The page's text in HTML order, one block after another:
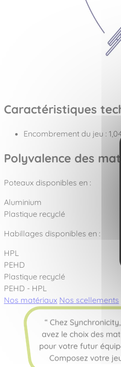
Caractéristiques
Encombrement du jeu :
Polyvalence des
Poteaux disponibles en :
Aluminium
Plastique recyclé
Habillages disponibles en :
HPL
PEHD
Plastique recyclé
PEHD - HPL
Nos matériaux Nos scellements